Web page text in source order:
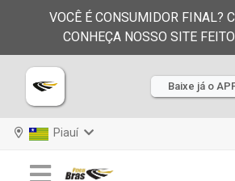
VOCÊ É CONSUMIDOR FINAL?
CONHEÇA NOSSO SITE
Baixe já o
Piauí